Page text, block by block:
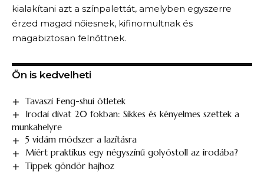
kialakítani azt a színpalettát, amelyben egyszerre
érzed magad nőiesnek, kifinomultnak és
magabiztosan felnőttnek.
Ön is kedvelheti
Tavaszi Feng-shui ötletek
Irodai divat 20 fokban: Sikkes és kényelmes szettek a
munkahelyre
5 vidám módszer a lazításra
Miért praktikus egy négyszínű golyóstoll az irodába?
Tippek göndör hajhoz